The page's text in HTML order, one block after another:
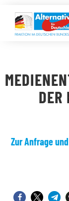
Inhalt
springen
DER
Zur Anfrage